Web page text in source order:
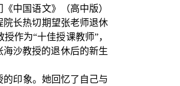
中国语文》（高中版）
长热切期望张老师退休
作为“十佳授课教师”，
沙教授的退休后的新生
印象。她回忆了自己与